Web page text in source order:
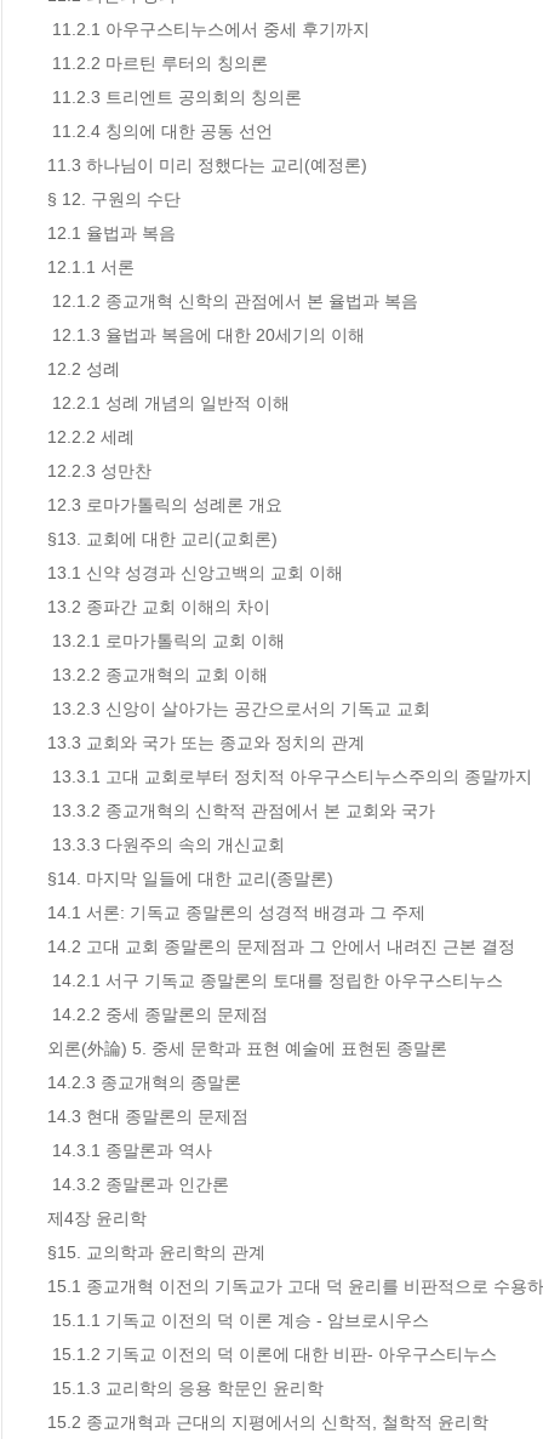
11.3 하나님이 미리 정했다는 교리(예정론)
§ 12. 구원의 수단
12.1 율법과 복음
12.1.1 서론
12.2 성례
12.2.2 세례
12.2.3 성만찬
12.3 로마가톨릭의 성례론 개요
§13. 교회에 대한 교리(교회론)
13.1 신약 성경과 신앙고백의 교회 이해
13.2 종파간 교회 이해의 차이
13.3 교회와 국가 또는 종교와 정치의 관계
§14. 마지막 일들에 대한 교리(종말론)
14.1 서론: 기독교 종말론의 성경적 배경과 그 주제
14.2 고대 교회 종말론의 문제점과 그 안에서 내려진 근본 결정
외론(外論) 5. 중세 문학과 표현 예술에 표현된 종말론
14.2.3 종교개혁의 종말론
14.3 현대 종말론의 문제점
제4장 윤리학
§15. 교의학과 윤리학의 관계
15.1 종교개혁 이전의 기독교가 고대 덕 윤리를 비판적으로 수용
15.2 종교개혁과 근대의 지평에서의 신학적, 철학적 윤리학